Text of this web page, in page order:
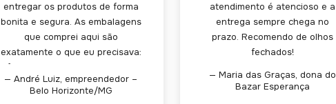
entregar os produtos de forma
bonita e segura. As embalagens
que comprei aqui são
exatamente o que eu precisava:
firmes, elegantes e passam a
sensação de cuidado. Já recebi
vários elogios só por causa da
— André Luiz, empreendedor –
Belo Horizonte/MG
atendimento é atencioso e a
entrega sempre chega no
prazo. Recomendo de olhos
fechados!
— Maria das Graças, dona do
Bazar Esperança